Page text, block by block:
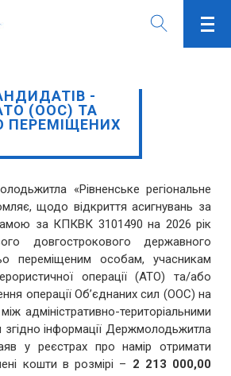
-
(ООС) ТА
ПЕРЕМІЩЕНИХ
«Рівненське регіональне
щодо відкриття асигнувань за
за КПКВК 3101490 на 2026 рік
довгострокового державного
переміщеним особам, учасникам
операції (АТО) та/або
операції Об’єднаних сил (ООС) на
адміністративно-територіальними
згідно інформації Держмолодьжитла
у реєстрах про намір отримати
кошти в розмірі – 2 213 000,00